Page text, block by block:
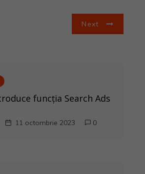
Next
funcția Search Ads
11 octombrie 2023 0